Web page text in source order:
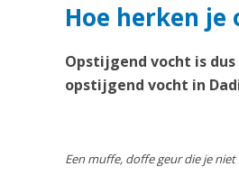
Hoe herken je
Opstijgend vocht is
opstijgend vocht in
Een muffe, doffe geur die je